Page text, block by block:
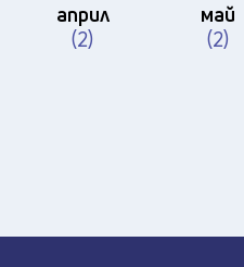
април
(2)
май
(2)